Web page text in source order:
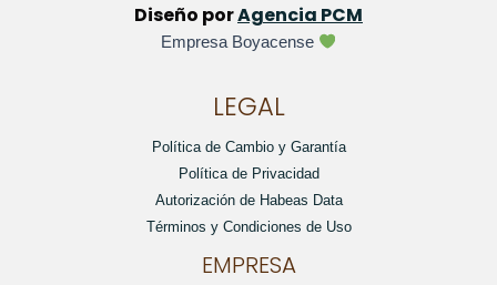
Diseño porAgencia PCM
Empresa Boyacense
LEGAL
Política de Cambio y Garantía
Política de Privacidad
Autorización de Habeas Data
Términos y Condiciones de Uso
EMPRESA